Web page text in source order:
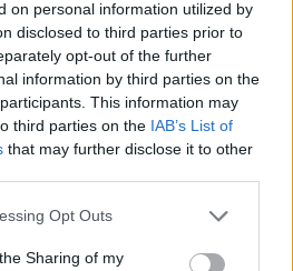
on personal information utilized by
disclosed to third parties prior to
opt-out of the further
information by third parties on the
This information may
third parties on the IAB’s List of
that may further disclose it to other
app uses one or more Google
usage behaviour. You may click to
Opt Outs
Sharing of my
/ Володимир
December 25,
επιθέσεις στον ουκρανικό